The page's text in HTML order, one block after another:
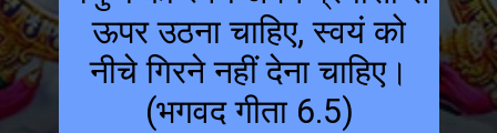
ऊपर उठना चाहिए, स्वयं को
नीचे गिरने नहीं देना चाहिए।
(भगवद गीता 6.5)